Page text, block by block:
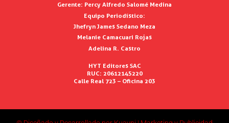
Gerente: Percy Alfredo Salomé Medina
Equipo Periodístico:
Jhefryn James Sedano Meza
Melanie Camacuari Rojas
Adelina R. Castro
HYT Editores SAC
RUC: 20612145220
Calle Real 723 – Oficina 203